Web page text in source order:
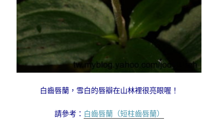
白齒唇蘭，雪白的唇瓣在山林裡很亮眼喔！
請參考： 白齒唇蘭（短柱齒唇蘭）